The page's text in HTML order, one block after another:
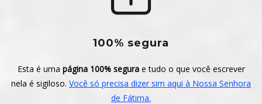
100% segura
Esta é uma página 100% segurae tudo o que você escrever
nela é sigiloso. Você só precisa dizer sim aqui à Nossa Senhora
de Fátima.